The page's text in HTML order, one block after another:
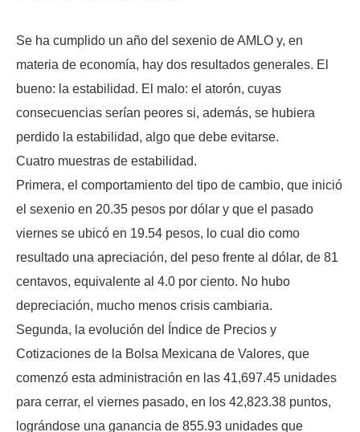
Se ha cumplido un año del sexenio de AMLO y, en
materia de economía, hay dos resultados generales. El
bueno: la estabilidad. El malo: el atorón, cuyas
consecuencias serían peores si, además, se hubiera
perdido la estabilidad, algo que debe evitarse.
Cuatro muestras de estabilidad.
Primera, el comportamiento del tipo de cambio, que inició
el sexenio en 20.35 pesos por dólar y que el pasado
viernes se ubicó en 19.54 pesos, lo cual dio como
resultado una apreciación, del peso frente al dólar, de 81
centavos, equivalente al 4.0 por ciento. No hubo
depreciación, mucho menos crisis cambiaria.
Segunda, la evolución del Índice de Precios y
Cotizaciones de la Bolsa Mexicana de Valores, que
comenzó esta administración en las 41,697.45 unidades
para cerrar, el viernes pasado, en los 42,823.38 puntos,
lográndose una ganancia de 855.93 unidades que